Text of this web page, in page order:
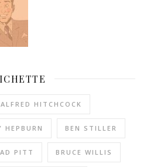
ALFRED HITCHCOCK
HEPBURN BEN STILLER
PITT BRUCE WILLIS